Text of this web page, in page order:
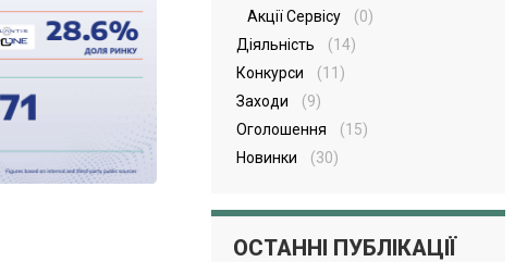
Акції Сервісу
(0)
Діяльність
(14)
Конкурси
(11)
Заходи
(9)
Оголошення
(15)
Новинки
(30)
ОСТАННІ ПУБЛІКАЦІЇ